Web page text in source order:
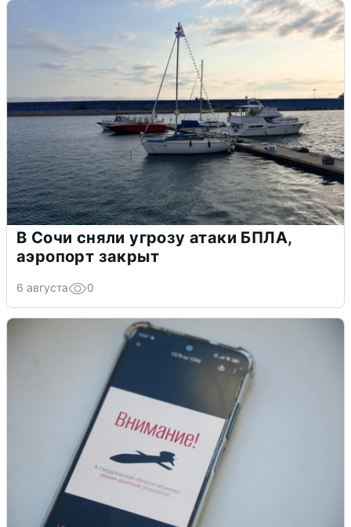
В Сочи сняли угрозу атаки БПЛА,
аэропорт закрыт
6 августа 0